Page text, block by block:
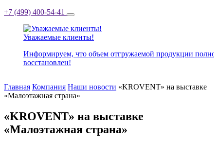
+7 (499) 400-54-41
Уважаемые клиенты!
Информируем, что объем отгружаемой продукции
восстановлен!
Главная Компания Наши новости «KROVENT» на выставке
«Малоэтажная страна»
«KROVENT» на выставке
«Малоэтажная страна»